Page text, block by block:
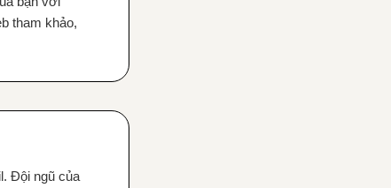
tham khảo,
Đội ngũ của